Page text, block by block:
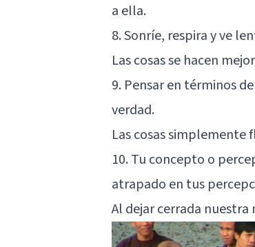
a ella.
8. Sonríe, respira y ve
Las cosas se hacen
9. Pensar en términos
verdad.
Las cosas simplemente
10. Tu concepto o
atrapado en tus
Al dejar cerrada